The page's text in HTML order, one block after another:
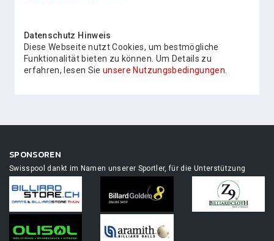
Datenschutz Hinweis
Diese Webseite nutzt Cookies, um bestmögliche
Funktionalität bieten zu können. Um Details zu
erfahren, lesen Sie unsere Nutzungsbedingungen.
SPONSOREN
Swisspool dankt im Namen unserer Sportler, für die Unterstützung